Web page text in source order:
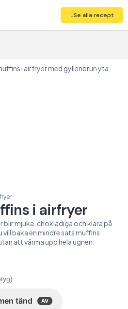
Se alla recept
i airfryer
mjuka, chokladiga och klara på
vill baka en mindre sats muffins
att värma upp hela ugnen.